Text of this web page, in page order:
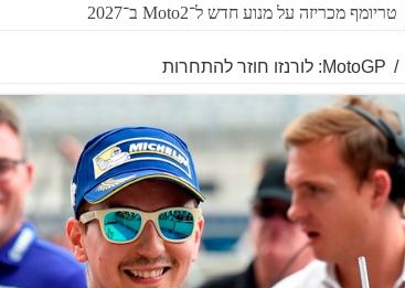
טריומף מכריזה על מנוע חדש ל־Moto2 ב־2027
/ MotoGP: לורנזו חוזר להתחרות